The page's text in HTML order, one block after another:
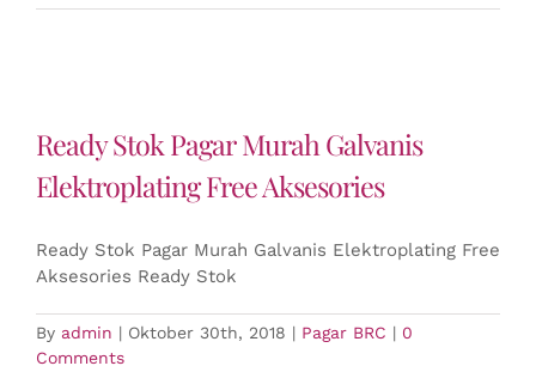
Ready Stok Pagar Murah Galvanis
Elektroplating Free Aksesories
Ready Stok Pagar Murah Galvanis Elektroplating Free
Aksesories Ready Stok
By admin | Oktober 30th, 2018 | Pagar BRC | 0
Comments